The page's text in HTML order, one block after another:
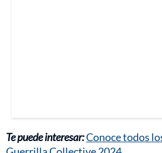
Te puede interesar:Conoce todos